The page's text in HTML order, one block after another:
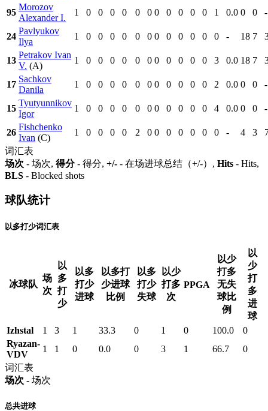
95
Morozov
Alexander I.
1 0 0 0 0 0 0 0 0 0 0 0 1 0.0 0 0 -
24
Pavlyukov
Ilya
1 0 0 0 0 0 0 0 0 0 0 0 0 - 18 7
13
Petrakov Ivan
V. (A)
1 0 0 0 0 0 0 0 0 0 0 0 3 0.0 18 7
17
Sachkov
Danila
1 0 0 0 0 0 0 0 0 0 0 0 2 0.0 0 0 -
15
Tyutyunnikov
Igor
1 0 0 0 0 0 0 0 0 0 0 0 4 0.0 0 0 -
26
Fishchenko
Ivan (C)
1 0 0 0 0 2 0 0 0 0 0 0 0 - 4 3
词汇表
场次 - 场次, 得分- 得分, +/- - 在场进球总结（+/-）, Hits - Hits,
BLS - Blocked shots
球队统计
以多打少词汇表
冰球队
场
次
以
多
打
少
以多
打少
进球
以多打
少进球
比例
以多
打少
失球
以少
打多
次
PPGA
以少
打多
无失
球比
例
以
少
打
多
进
球
Izhstal
1 3 1 33.3 0 1 0 100.0
0
Ryazan-
VDV
1 1 0 0.0 0 3 1 66.7
0
词汇表
场次 - 场次
总共进球